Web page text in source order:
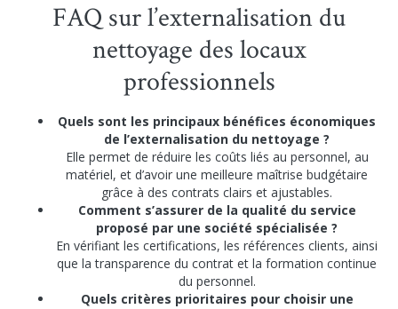
FAQ sur l’externalisation du
nettoyage des locaux
professionnels
Quels sont les principaux bénéfices économiques
de l’externalisation du nettoyage ?
Elle permet de réduire les coûts liés au personnel, au
matériel, et d’avoir une meilleure maîtrise budgétaire
grâce à des contrats clairs et ajustables.
Comment s’assurer de la qualité du service
proposé par une société spécialisée ?
En vérifiant les certifications, les références clients, ainsi
que la transparence du contrat et la formation continue
du personnel.
Quels critères prioritaires pour choisir une